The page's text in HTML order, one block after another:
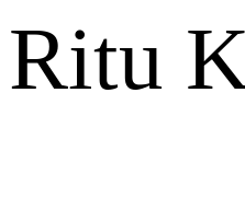
Ritu